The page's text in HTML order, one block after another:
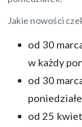
Jakie nowości
od 30
w każdy
od 30
od 25